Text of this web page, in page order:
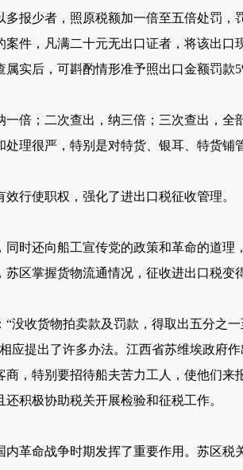
报少者，照原税额加一倍至五倍处罚，
件，凡满二十元无出口证者，将该出口
实后，可斟酌情形准予照出口金额罚款
倍；二次查出，纳三倍；三次查出，全
理很严，特别是对特货、银耳、特货铺
行使职权，强化了进出口税征收管理。
时还向船工宣传党的政策和革命的道理
区掌握货物流通情况，征收进出口税变
收货物拍卖款及罚款，得取出五分之一
应提出了许多办法。江西省苏维埃政府
，特别要招待船夫苦力工人，使他们来
积极协助税关开展检验和征税工作。
革命战争时期发挥了重要作用。苏区税